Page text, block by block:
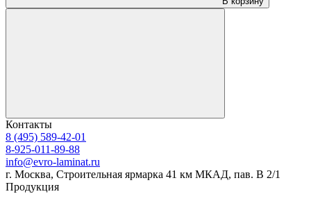
Контакты
8 (495) 589-42-01
8-925-011-89-88
info@evro-laminat.ru
г. Москва, Строительная ярмарка 41 км МКАД, пав. В 2/1
Продукция